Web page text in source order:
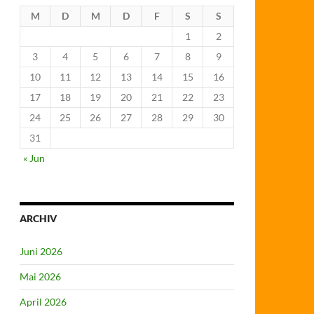
M D M D F S
S
1
2
3
4 5 6 7 8
9
10
11 12 13 14 15
16
17
18 19 20 21 22
23
24
25 26 27 28 29
30
31
« Jun
ARCHIV
Juni 2026
Mai 2026
April 2026